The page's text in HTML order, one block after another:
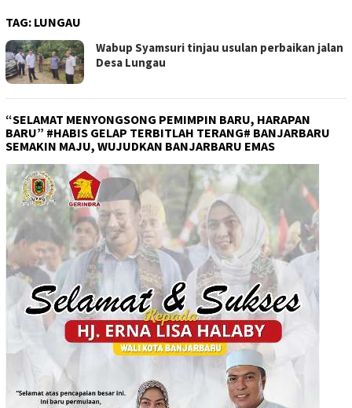
TAG: LUNGAU
Wabup Syamsuri tinjau usulan perbaikan jalan
Desa Lungau
“SELAMAT MENYONGSONG PEMIMPIN BARU, HARAPAN
BARU” #HABIS GELAP TERBITLAH TERANG# BANJARBARU
SEMAKIN MAJU, WUJUDKAN BANJARBARU EMAS